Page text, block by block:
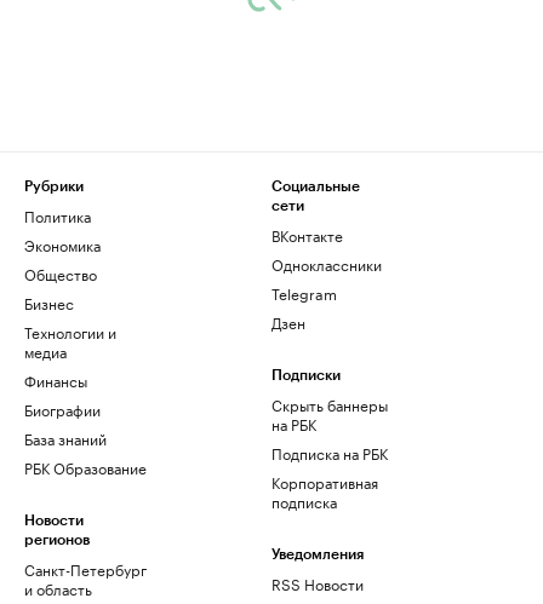
Рубрики
Политика
Экономика
Общество
Бизнес
Технологии и
медиа
Финансы
Биографии
База знаний
РБК Образование
Новости
регионов
Санкт-Петербург
и область
Социальные
сети
ВКонтакте
Одноклассники
Telegram
Дзен
Подписки
Скрыть баннеры
на РБК
Подписка на РБК
Корпоративная
подписка
Уведомления
RSS Новости